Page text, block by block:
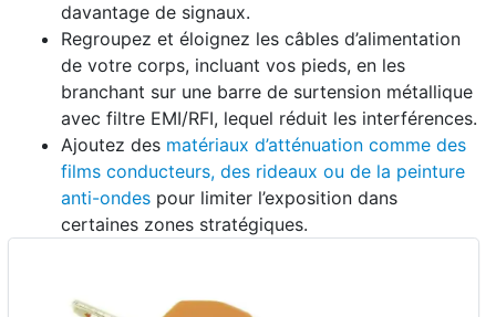
davantage de signaux.
Regroupez et éloignez les câbles d’alimentation
de votre corps, incluant vos pieds, en les
branchant sur une barre de surtension métallique
avec filtre EMI/RFI, lequel réduit les interférences.
Ajoutez des matériaux d’atténuation comme des
films conducteurs, des rideaux ou de la peinture
anti-ondes pour limiter l’exposition dans
certaines zones stratégiques.